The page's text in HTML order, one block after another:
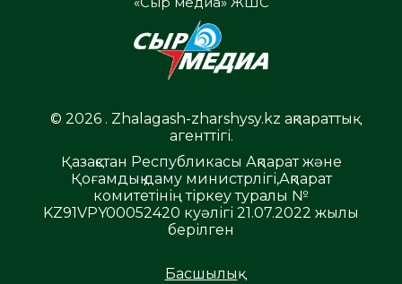
© 2026 . Zhalagash-zharshysy.kz ақпараттық
агенттігі.
Қазақстан Республикасы Ақпарат және
Қоғамдық даму министрлігі,Ақпарат
комитетінің тіркеу туралы №
KZ91VPY00052420 куәлігі 21.07.2022 жылы
берілген
Басшылық